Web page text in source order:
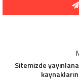
Sitemizde